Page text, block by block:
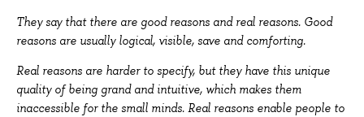
They say that there are good reasons and real reasons. Good
reasons are usually logical, visible, save and comforting.
Real reasons are harder to specify, but they have this unique
quality of being grand and intuitive, which makes them
inaccessible for the small minds. Real reasons enable people to